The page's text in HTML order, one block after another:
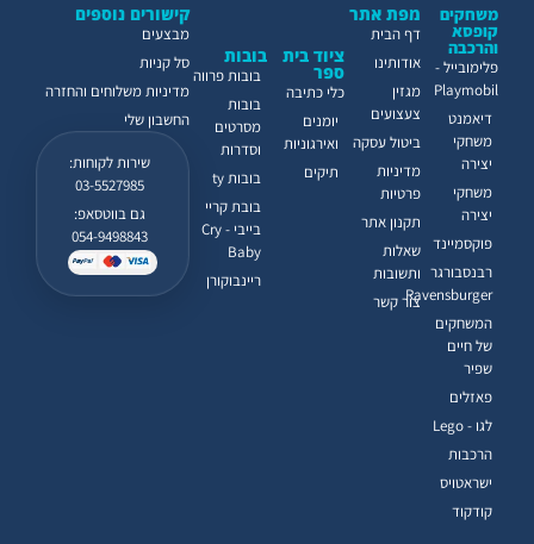
קישורים נוספים
מבצעים
סל קניות
מדיניות משלוחים והחזרה
החשבון שלי
שירות לקוחות:
03-5527985
גם בווטסאפ:
054-9498843
ציוד בית
ספר
כלי כתיבה
יומנים
ואירגוניות
תיקים
בובות
בובות פרווה
בובות
מסרטים
וסדרות
בובות ty
בובת קריי
בייבי - Cry
Baby
ריינבוקורן
משחקים
קופסא
והרכבה
פלימובייל -
Playmobil
דיאמנט
משחקי
יצירה
משחקי
יצירה
פוקסמיינד
רבנסבורגר
Ravensburger
המשחקים
של חיים
שפיר
פאזלים
לגו - Lego
הרכבות
ישראטויס
קודקוד
מפת אתר
דף הבית
אודותינו
מגזין
צעצועים
ביטול עסקה
מדיניות
פרטיות
תקנון אתר
שאלות
ותשובות
צור קשר